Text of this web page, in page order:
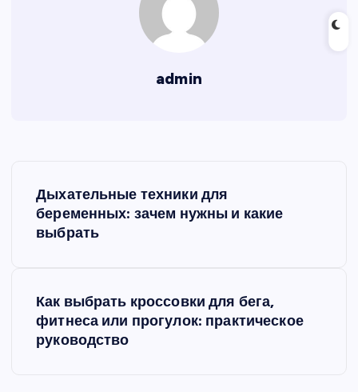
admin
Дыхательные техники для
беременных: зачем нужны и какие
выбрать
Как выбрать кроссовки для бега,
фитнеса или прогулок: практическое
руководство